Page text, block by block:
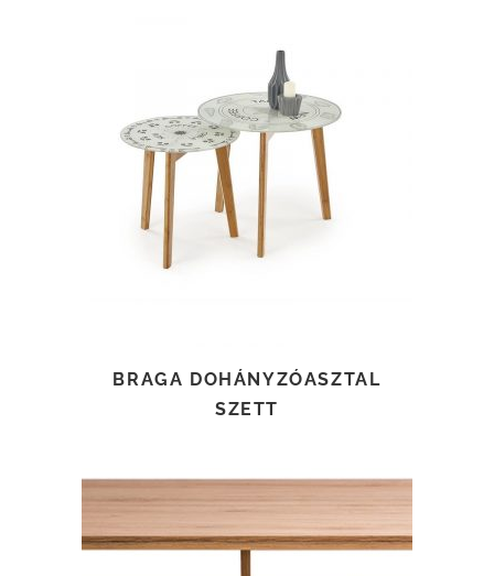
TOVÁBB OLVASOM
BRAGA DOHÁNYZÓASZTAL
SZETT